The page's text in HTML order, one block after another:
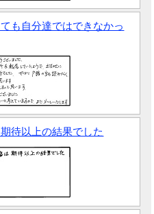
も自分達ではできなかっ
待以上の結果でした